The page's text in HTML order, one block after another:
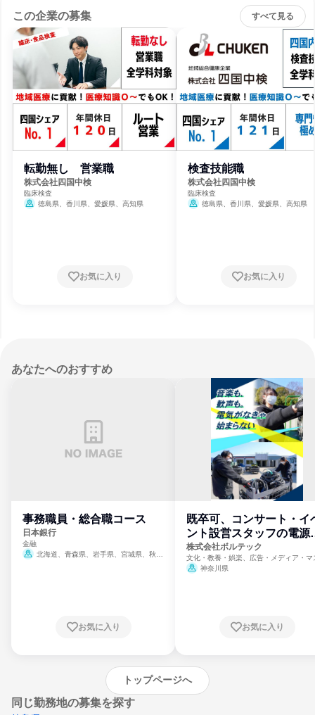
この企業の募集 すべて見る
転勤無し 営業職
株式会社四国中検
臨床検査
徳島県、香川県、愛媛県、高知県
お気に入り
検査技能職
株式会社四国中検
臨床検査
徳島県、香川県、愛媛県、高知県
お気に入り
あなたへのおすすめ
事務職員・総合職コース
日本銀行
金融
北海道、青森県、岩手県、宮城県、秋田
崎県、熊本県、大分県、宮崎県、鹿児島県、
お気に入り
既卒可、コンサート・イ
ント設営スタッフの電源
門
株式会社ボルテック
文化・教養・娯楽、広告・メディア・マ
ミ、電力・ガス・水道・エネルギー
神奈川県
お気に入り
トップページへ
同じ勤務地の募集を探す